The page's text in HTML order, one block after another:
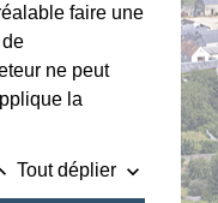
faire une
ne peut
la
Tout déplier keyboard_arrow_down